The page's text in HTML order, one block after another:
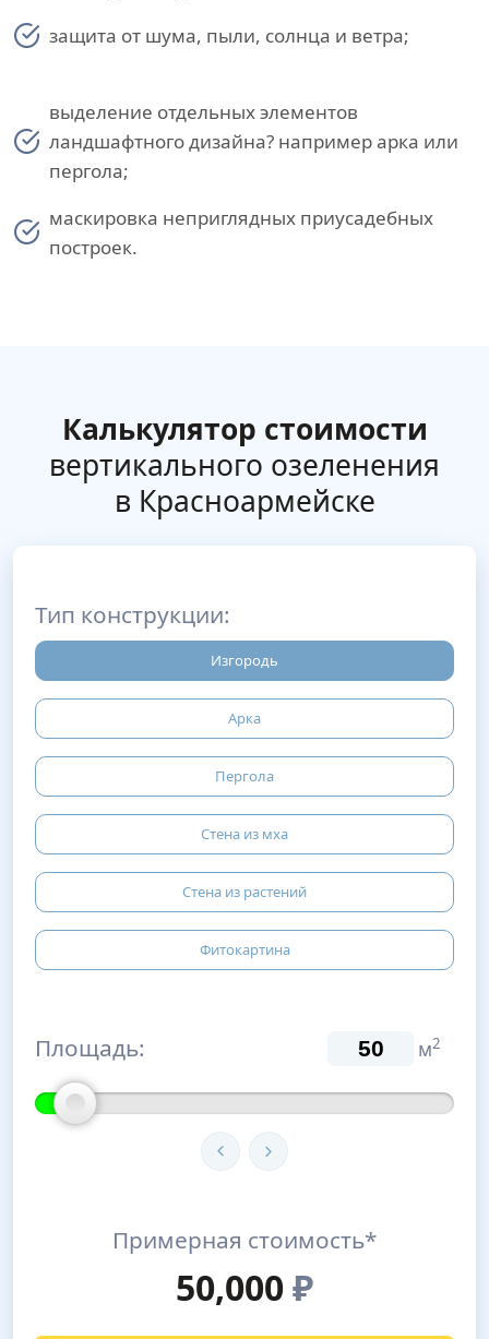
защита от шума, пыли, солнца и ветра;
выделение отдельных элементов
ландшафтного дизайна? например арка или
пергола;
маскировка неприглядных приусадебных
построек.
Калькулятор стоимости
вертикального озеленения
в Красноармейске
Тип конструкции:
Изгородь
Арка
Пергола
Стена из мха
Стена из растений
Фитокартина
Площадь: м2
Примерная стоимость*
50,000₽